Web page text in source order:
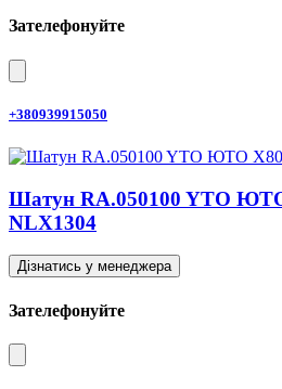
Зателефонуйте
+380939915050
Шатун RA.050100 YTO
NLX1304
Дізнатись у менеджера
Зателефонуйте